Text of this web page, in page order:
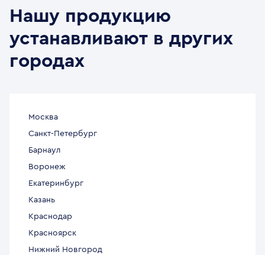
Нашу продукцию
устанавливают в других
городах
Москва
Санкт-Петербург
Барнаул
Воронеж
Екатеринбург
Казань
Краснодар
Красноярск
Нижний Новгород